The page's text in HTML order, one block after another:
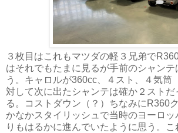
３枚目はこれもマツダの軽３兄弟で
はそれでもたまに見るが手前のシャンテ
う。キャロルが360cc、４スト、４気筒
対して次に出たシャンテは確か２スト
る。コストダウン（？）ちなみにR360
かなかスタイリッシュで当時のヨーロッ
りもはるかに進んでいたように思う。